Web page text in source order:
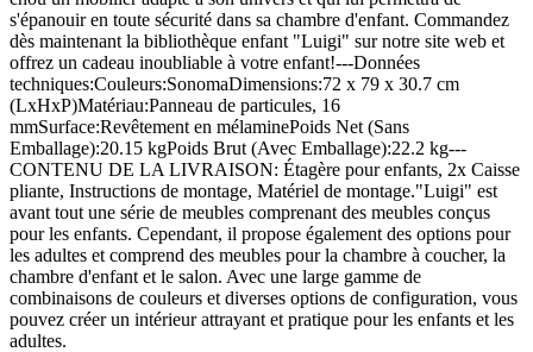
s'épanouir en toute sécurité dans sa chambre d'enfant. Commandez
dès maintenant la bibliothèque enfant "Luigi" sur notre site web et
offrez un cadeau inoubliable à votre enfant!---Données
techniques:Couleurs:SonomaDimensions:72 x 79 x 30.7 cm
(LxHxP)Matériau:Panneau de particules, 16
mmSurface:Revêtement en mélaminePoids Net (Sans
Emballage):20.15 kgPoids Brut (Avec Emballage):22.2 kg---
CONTENU DE LA LIVRAISON: Étagère pour enfants, 2x Caisse
pliante, Instructions de montage, Matériel de montage."Luigi" est
avant tout une série de meubles comprenant des meubles conçus
pour les enfants. Cependant, il propose également des options pour
les adultes et comprend des meubles pour la chambre à coucher, la
chambre d'enfant et le salon. Avec une large gamme de
combinaisons de couleurs et diverses options de configuration, vous
pouvez créer un intérieur attrayant et pratique pour les enfants et les
adultes.